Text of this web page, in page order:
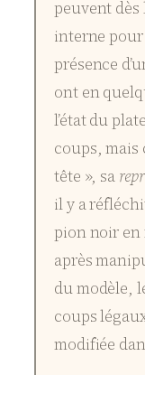
peuvent
interne pour
présence
ont en
l’état du
coups, mais
tête », sa
il y a
pion noir en
après
du modèle,
coups
modifiée